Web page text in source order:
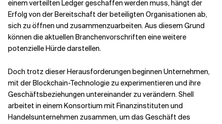
einem verteilten Ledger geschaffen werden muss, hängt der
Erfolg von der Bereitschaft der beteiligten Organisationen ab,
sich zu öffnen und zusammenzuarbeiten. Aus diesem Grund
können die aktuellen Branchenvorschriften eine weitere
potenzielle Hürde darstellen.
Doch trotz dieser Herausforderungen beginnen Unternehmen,
mit der Blockchain-Technologie zu experimentieren und ihre
Geschäftsbeziehungen untereinander zu verändern. Shell
arbeitet in einem Konsortium mit Finanzinstituten und
Handelsunternehmen zusammen, um das Geschäft des